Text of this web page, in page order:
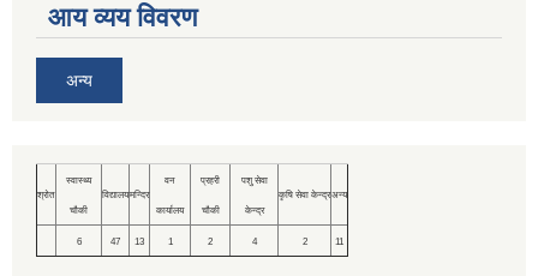
आय व्यय विवरण
अन्य
श्रोत
स्वास्थ्य
चौकी
विद्यालयमन्दिर
वन
कार्यालय
प्रहरी
चौकी
पशु सेवा
केन्द्र
कृषि सेवा केन्द्रअन्य
6 47 13 1 2 4 2 11